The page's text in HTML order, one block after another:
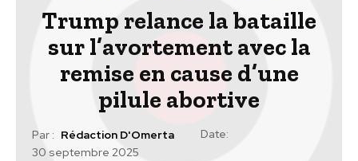
Trump relance la bataille
sur l’avortement avec la
remise en cause d’une
pilule abortive
Par : Rédaction D'Omerta
Date:
30 septembre 2025